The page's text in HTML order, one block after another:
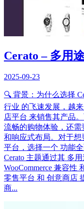
Cerato – 多用
2025-09-23
🔍 背景：为什么选择
行业 的飞速发展，越
店平台 来销售其产品
流畅的购物体验，还
和响应式布局。对于
平台，选择一个 功能
Cerato 主题通过其 多
WooCommerce 兼容性
零售平台 和 创意商店
商...